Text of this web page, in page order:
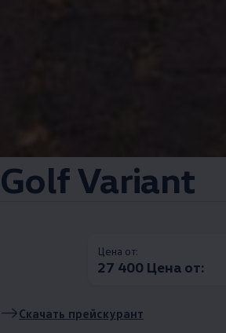
Golf Variant
Цена от:
27 400 Цена от:
Скачать прейскурант